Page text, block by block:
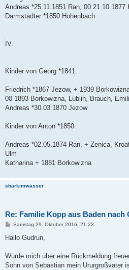
Andreas *25.11.1851 Ran, 00
Darmstädter *1850 Hohenbach
IV.
Kinder von Georg *1841:
Friedrich *1867 Jezow, + 1939
00 1893 Borkowizna, Lublin, Brauch,
Andreas *30.03.1870 Jezow
Kinder von Anton *1850:
Andreas *02.05.1874 Ran, + Zenica,
Ulm
Katharina + 1881 Borkowizna
sharkimwasser
Re: Familie Kopp aus Baden nach
B
i
a
Samstag 29. Oktober 2016, 21:23
Hallo Gudrun,
Würde mich über eine Rückmeldung
Sohn von Sebastian mein Ururgroßvater